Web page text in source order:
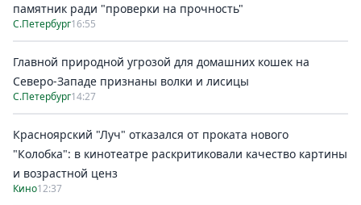
памятник ради "проверки на прочность"
С.Петербург16:55
Главной природной угрозой для домашних кошек на
Северо-Западе признаны волки и лисицы
С.Петербург14:27
Красноярский "Луч" отказался от проката нового
"Колобка": в кинотеатре раскритиковали качество картины
и возрастной ценз
Кино12:37